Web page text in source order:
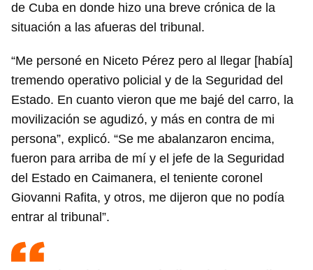
de Cuba en donde hizo una breve crónica de la
situación a las afueras del tribunal.
“Me personé en Niceto Pérez pero al llegar [había]
tremendo operativo policial y de la Seguridad del
Estado. En cuanto vieron que me bajé del carro, la
movilización se agudizó, y más en contra de mi
persona”, explicó. “Se me abalanzaron encima,
fueron para arriba de mí y el jefe de la Seguridad
del Estado en Caimanera, el teniente coronel
Giovanni Rafita, y otros, me dijeron que no podía
entrar al tribunal”.